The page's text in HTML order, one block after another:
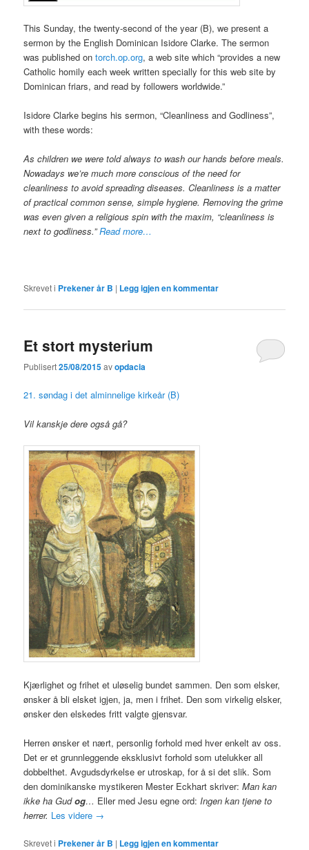
This Sunday, the twenty-second of the year (B), we present a
sermon by the English Dominican Isidore Clarke. The sermon
was published ontorch.op.org, a web site which “provides a new
Catholic homily each week written specially for this web site by
Dominican friars, and read by followers worldwide.”
Isidore Clarke begins his sermon, “Cleanliness and Godliness”,
with these words:
As children we were told always to wash our hands before meals.
Nowadays we’re much more conscious of the need for
cleanliness to avoid spreading diseases. Cleanliness is a matter
of practical common sense, simple hygiene. Removing the grime
was even given a religious spin with the maxim, “cleanliness is
next to godliness.”Read more…
Skrevet i Prekener år B | Legg igjen en kommentar
Et stort mysterium
Publisert25/08/2015avopdacia
21. søndag i det alminnelige kirkeår (B)
Vil kanskje dere også gå?
Kjærlighet og frihet et uløselig bundet sammen. Den som elsker,
ønsker å bli elsket igjen, ja, men i frihet. Den som virkelig elsker,
ønsker den elskedes fritt valgte gjensvar.
Herren ønsker et nært, personlig forhold med hver enkelt av oss.
Det er et grunnleggende eksklusivt forhold som utelukker all
dobbelthet. Avgudsdyrkelse er utroskap, for å si det slik. Som
den dominikanske mystikeren Mester Eckhart skriver:Man kan
ikke ha Gudog… Eller med Jesu egne ord: Ingen kan tjene to
herrer. Les videre →
Skrevet i Prekener år B | Legg igjen en kommentar